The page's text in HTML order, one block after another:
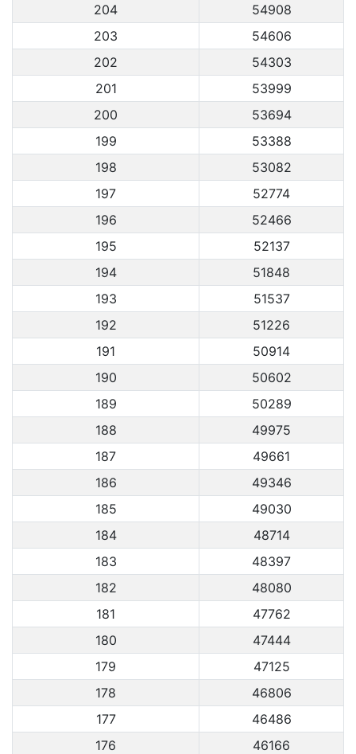
204
54908
203
54606
202
54303
201
53999
200
53694
199
53388
198
53082
197
52774
196
52466
195
52137
194
51848
193
51537
192
51226
191
50914
190
50602
189
50289
188
49975
187
49661
186
49346
185
49030
184
48714
183
48397
182
48080
181
47762
180
47444
179
47125
178
46806
177
46486
176
46166